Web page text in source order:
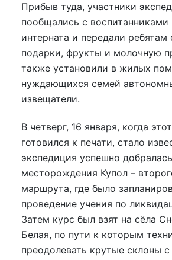
Прибыв туда, участники
пообщались с воспитанниками
интерната и передали ребятам
подарки, фрукты и молочную
также установили в жилых
нуждающихся семей
извещатели.
В четверг, 16 января, когда
готовился к печати, стало
экспедиция успешно
месторождения Купол –
маршрута, где было
проведение учения по
Затем курс был взят на сёла
Белая, по пути к которым
преодолевать крутые склоны